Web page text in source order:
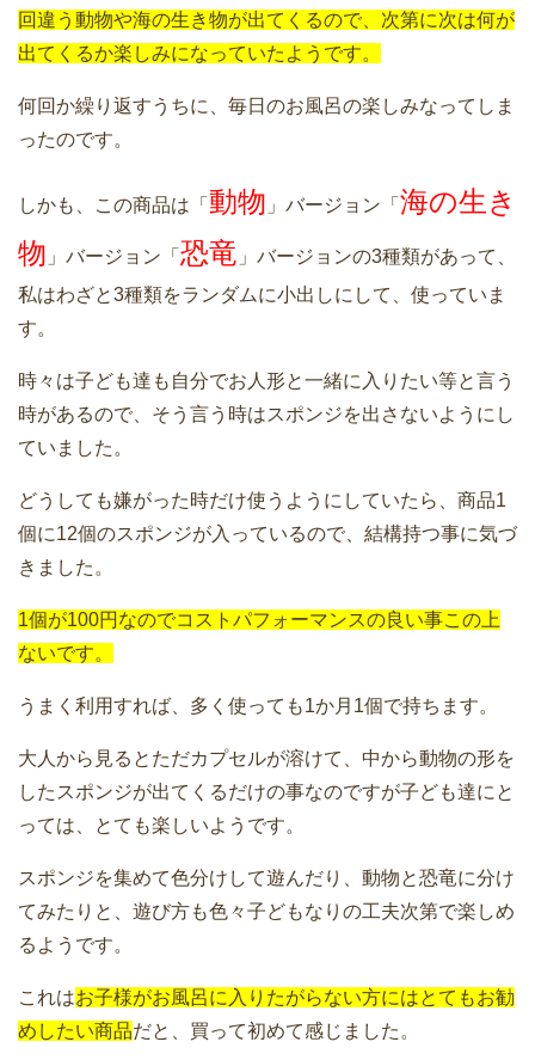
回違う動物や海の生き物が出てくるので、次第に次は何が
出てくるか楽しみになっていたようです。
何回か繰り返すうちに、毎日のお風呂の楽しみなってしま
ったのです。
しかも、この商品は「 動物 」バージョン「 海の生き
物 」バージョン「 恐竜 」バージョンの3種類があって、
私はわざと3種類をランダムに小出しにして、使っていま
す。
時々は子ども達も自分でお人形と一緒に入りたい等と言う
時があるので、そう言う時はスポンジを出さないようにし
ていました。
どうしても嫌がった時だけ使うようにしていたら、商品1
個に12個のスポンジが入っているので、結構持つ事に気づ
きました。
1個が100円なのでコストパフォーマンスの良い事この上
ないです。
うまく利用すれば、多く使っても1か月1個で持ちます。
大人から見るとただカプセルが溶けて、中から動物の形を
したスポンジが出てくるだけの事なのですが子ども達にと
っては、とても楽しいようです。
スポンジを集めて色分けして遊んだり、動物と恐竜に分け
てみたりと、遊び方も色々子どもなりの工夫次第で楽しめ
るようです。
これはお子様がお風呂に入りたがらない方にはとてもお勧
めしたい商品だと、買って初めて感じました。